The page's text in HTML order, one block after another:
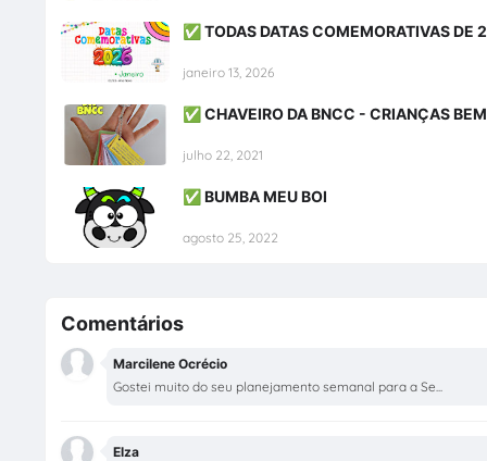
✅ TODAS DATAS COMEMORATIVAS DE
janeiro 13, 2026
✅ CHAVEIRO DA BNCC - CRIANÇAS
julho 22, 2021
✅ BUMBA MEU BOI
agosto 25, 2022
Comentários
Marcilene Ocrécio
Gostei muito do seu planejamento semanal para a Se...
Elza